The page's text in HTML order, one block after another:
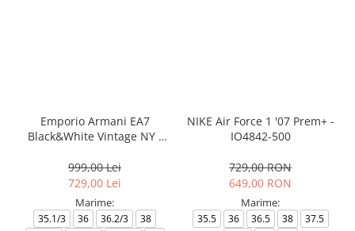
Emporio Armani EA7
Black&White Vintage NY -
999,00 Lei
729,00 Lei
Marime:
35.1/3 36 36.2/3
38
NIKE Air Force 1 '07 Prem+ -
IO4842-500
729,00 RON
649,00 RON
Marime:
35.5 36 36.5 38
37.5